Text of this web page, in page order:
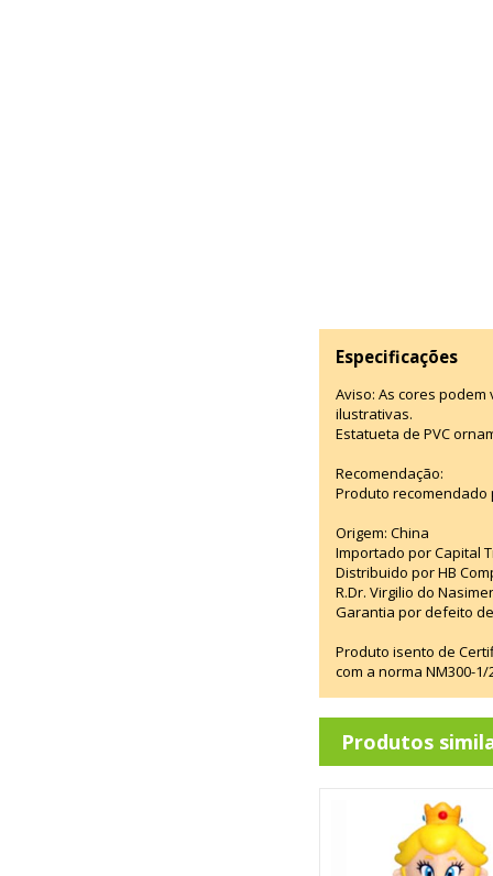
Especificações
Aviso: As cores
ilustrativas.
Estatueta de PVC
Recomendação:
Produto recomendado
Origem: China
Importado por Capital
Distribuido por HB
R.Dr. Virgilio do
Garantia por defeito
Produto isento de
com a norma NM300-
Produtos